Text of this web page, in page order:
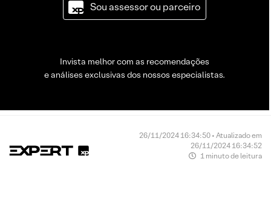
Sou assessor ou parceiro
Invista melhor com as recomendações
e análises exclusivas dos nossos especialistas.
26/11/2024 16:34:50 • Atualizado em
26/11/2024 16:34:52
1 minuto de leitura